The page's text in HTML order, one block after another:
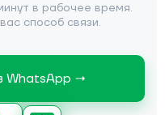
в рабочее время.
способ связи.
WhatsApp →